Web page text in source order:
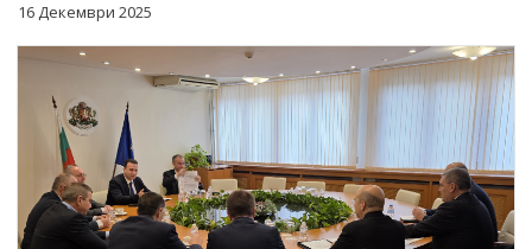
16 Декември 2025